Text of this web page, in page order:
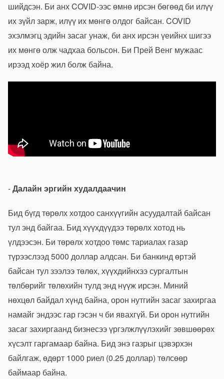
шийдсэн. Би анх COVID-ээс өмнө ирсэн бөгөөд би илүү
их зүйл зарж, илүү их мөнгө олдог байсан. COVID
эхэлмэгц эдийн засаг унаж, би анх ирсэн үеийнх шигээ
их мөнгө олж чадхаа больсон. Би Прей Венг мужаас
ирээд хоёр жил болж байна.
-Далайн эргийн худалдаачин
Бид бүгд төрөлх хотдоо санхүүгийн асуудалтай байсан
тул энд байгаа. Бид хүүхдүүдээ төрөлх хотод нь
үлдээсэн. Би төрөлх хотдоо төмс тариалах газар
түрээслээд 5000 доллар алдсан. Би банкинд өртэй
байсан тул зээлээ төлөх, хүүхдийнхээ сургалтын
төлбөрийг төлөхийн тулд энд нүүж ирсэн. Миний
нөхцөл байдал хүнд байна, орон нутгийн засаг захиргаа
намайг эндээс гар гэсэн ч би явахгүй. Би орон нутгийн
засаг захиргаанд бизнесээ үргэлжлүүлэхийг зөвшөөрөх
хүсэлт гаргамаар байна. Бид энэ газрыг цэвэрхэн
байлгаж, өдөрт 1000 риел (0.25 доллар) төлсөөр
баймаар байна.